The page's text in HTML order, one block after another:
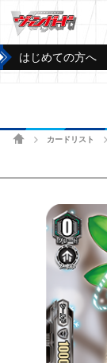
はじめての方へ
ホームカードリスト